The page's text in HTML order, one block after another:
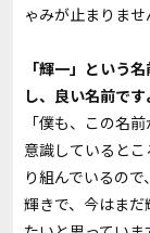
ゃみが止まりま
――「輝一」とい
し、良い名前です
「僕も、この名
意識していると
り組んでいるの
輝きで、今はま